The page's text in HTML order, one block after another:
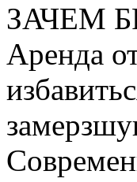
ЗАЧЕМ
Аренда